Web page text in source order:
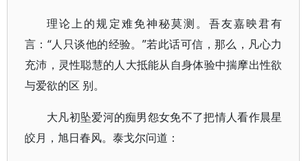
理论上的规定难免神秘莫测。吾友嘉映君有
言：“人只谈他的经验。”若此话可信，那么，凡心力
充沛，灵性聪慧的人大抵能从自身体验中揣摩出性欲
与爱欲的区 别。
大凡初坠爱河的痴男怨女免不了把情人看作晨星
皎月，旭日春风。泰戈尔问道：